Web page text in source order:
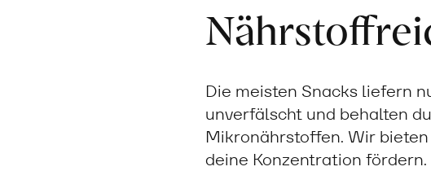
Die meisten Snacks liefern
unverfälscht und behalten
Mikronährstoffen. Wir
deine Konzentration fördern.